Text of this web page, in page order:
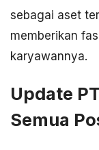
sebagai aset
memberikan
karyawannya.
Update
Semua